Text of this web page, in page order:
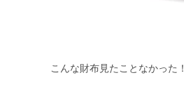
こんな財布見たことなかった！